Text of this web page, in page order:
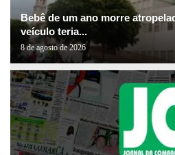
Bebê de um ano morre
veículo teria...
8 de agosto de 2026